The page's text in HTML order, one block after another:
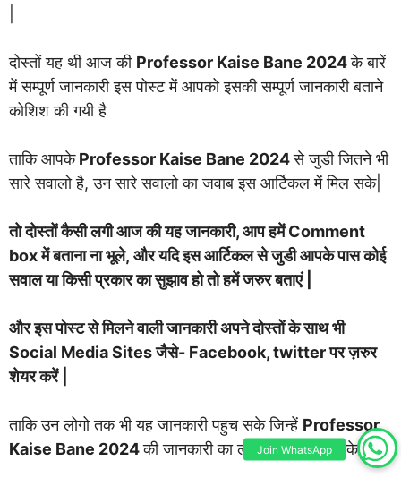
दोस्तों यह थी आज की Professor Kaise Bane 2024के बारें
में सम्पूर्ण जानकारी इस पोस्ट में आपको इसकी सम्पूर्ण जानकारी बताने
कोशिश की गयी है
ताकि आपकेProfessor Kaise Bane 2024से जुडी जितने भी
सारे सवालो है, उन सारे सवालो का जवाब इस आर्टिकल में मिल सके|
तो दोस्तों कैसी लगी आज की यह जानकारी, आप हमें Comment
box में बताना ना भूले, और यदि इस आर्टिकल से जुडी आपके पास कोई
सवाल या किसी प्रकार का सुझाव हो तो हमें जरुर बताएं |
और इस पोस्ट से मिलने वाली जानकारी अपने दोस्तों के साथ भी
Social Media Sites जैसे- Facebook, twitter पर ज़रुर
शेयर करें |
ताकि उन लोगो तक भी यह जानकारी पहुच सके जिन्हें Professor
Kaise Bane 2024की जानकारी का लाभ उन्हें भी मिल सके|
Join WhatsApp